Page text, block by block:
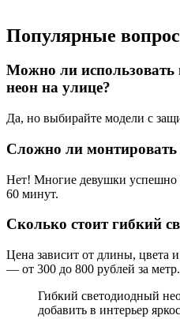
Популярные
Можно ли использовать
неон на улице?
Да, но выбирайте модели с
Сложно ли монтировать
Нет! Многие девушки успешно
60 минут.
Сколько стоит гибкий
Цена зависит от длины, цвета
— от 300 до 800 рублей за метр.
Гибкий светодиодный
добавить в интерьер